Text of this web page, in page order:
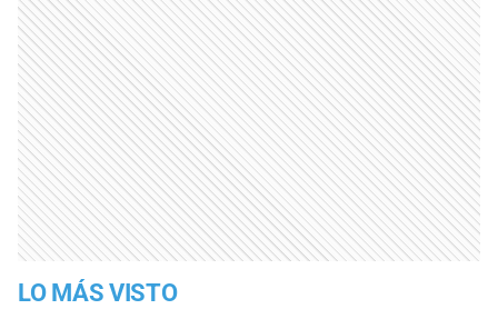
LO MÁS VISTO